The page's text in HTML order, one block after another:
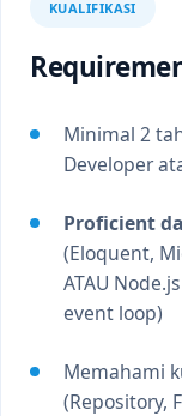
KUALIFIKASI
Minimal 2
Developer
Proficient
(Eloquent,
ATAU
event loop)
Memahami
(Repository,